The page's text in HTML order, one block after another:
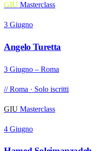
GIU Masterclass
3 Giugno
Angelo Turetta
3 Giugno – Roma
// Roma · Solo iscritti
GIU Masterclass
4 Giugno